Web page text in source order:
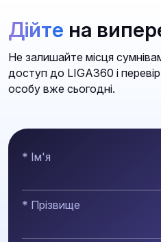
Дійте на
Не залишайте місця
доступ до LIGA360 і
особу вже сьогодні.
* Ім'я
* Прізвище